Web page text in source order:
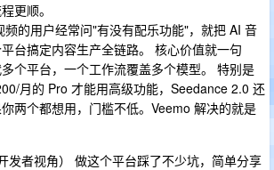
更顺。
频的用户经常问"有没有配乐功能"，就把 AI 音
台搞定内容生产全链路。 核心价值就一句
个平台，一个工作流覆盖多个模型。 特别是
月的 Pro 才能用高级功能，Seedance 2.0 还
两个都想用，门槛不低。Veemo 解决的就是
发者视角） 做这个平台踩了不少坑，简单分享